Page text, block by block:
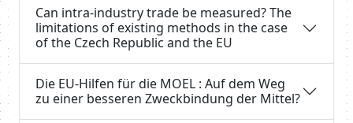
Can intra-industry trade be measured? The
limitations of existing methods in the case
of the Czech Republic and the EU
Die EU-Hilfen für die MOEL : Auf dem Weg
zu einer besseren Zweckbindung der Mittel?